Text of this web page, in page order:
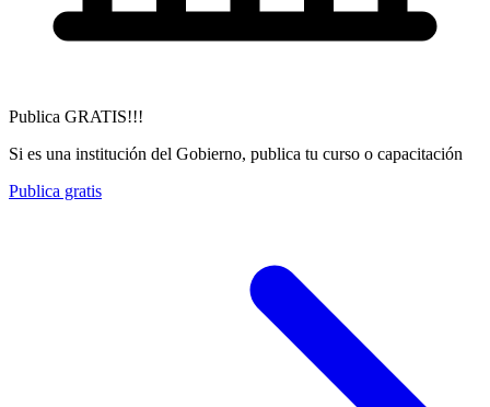
Publica GRATIS!!!
Si es una institución del Gobierno, publica tu curso o capacitación
Publica gratis